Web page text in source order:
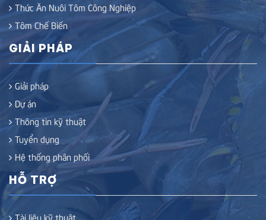
Thức Ăn Nuôi Tôm Công Nghiệp
Tôm Chế Biến
GIẢI PHÁP
Giải pháp
Dự án
Thông tin kỹ thuật
Tuyển dụng
Hệ thống phân phối
HỖ TRỢ
Tài liệu kỹ thuật